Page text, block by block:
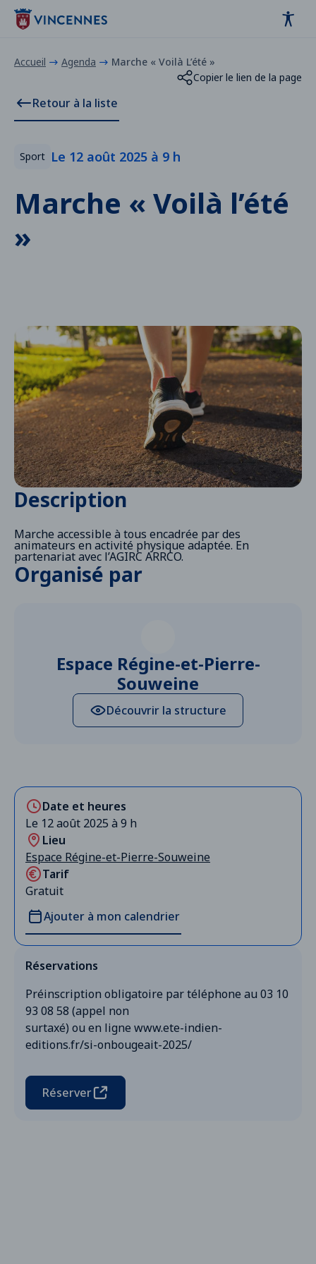
contenu
Accueil Agenda
Marche « Voilà L’été »
Copier le lien de la page
Retour à la liste
Sport Le 12 août 2025 à 9 h
Marche « Voilà l’été
»
Description
Marche accessible à tous encadrée par des
animateurs en activité physique adaptée. En
partenariat avec l’AGIRC ARRCO.
Organisé par
Espace Régine-et-Pierre-
Souweine
Découvrir la structure
Date et heures
Le 12 août 2025 à 9 h
Lieu
Espace Régine-et-Pierre-Souweine
Tarif
Gratuit
Ajouter à mon calendrier
Réservations
Préinscription obligatoire par téléphone au 03 10
93 08 58 (appel non
surtaxé) ou en ligne www.ete-indien-
editions.fr/si-onbougeait-2025/
Réserver
Panneau de gestion des cookies